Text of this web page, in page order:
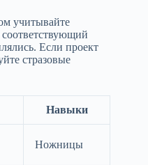
учитывайте
Если проект
стразовые
Навыки
Ножницы